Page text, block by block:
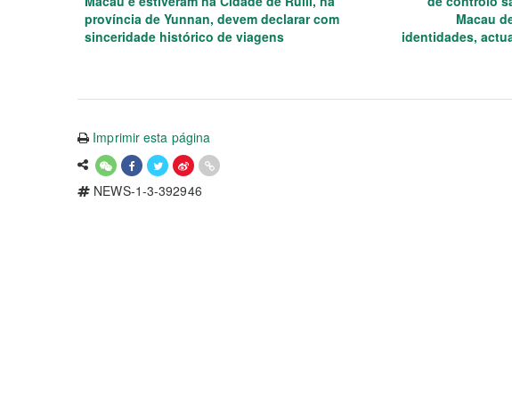
província de Yunnan, devem declarar com
sinceridade histórico de viagens
Macau
identidades,
Imprimir esta página
NEWS-1-3-392946